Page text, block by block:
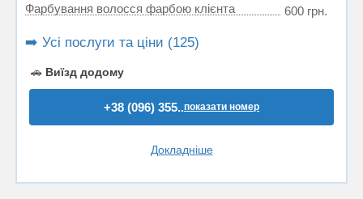
Фарбування волосся фарбою клієнта 600 грн.
➡️ Усі послуги та ціни (125)
🚗 Виїзд додому
+38 (096) 355..показати номер
Докладніше